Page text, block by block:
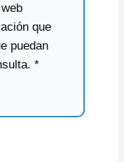
que
puedan
*